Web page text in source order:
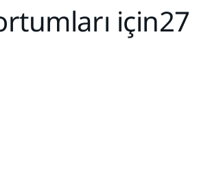
için27